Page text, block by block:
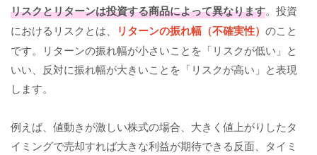
リスクとリターンは投資する商品によって異なります。投資
におけるリスクとは、
リターンの振れ幅（不確実性） のこと
です。リターンの振れ幅が小さいことを「リスクが低い」と
いい、反対に振れ幅が大きいことを「リスクが高い」と表現
します。
例えば、値動きが激しい株式の場合、大きく値上がりしたタ
イミングで売却すれば大きな利益が期待できる反面、タイミ